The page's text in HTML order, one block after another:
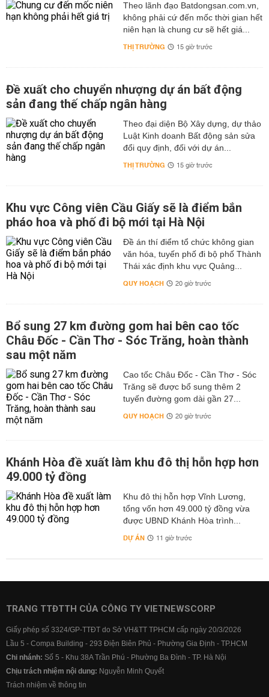
Theo lãnh đạo Batdongsan.com.vn,
không phải cứ đến mốc thời gian hết
niên hạn là chung cư sẽ hết giá...
THỊ TRƯỜNG 15 giờ trước
Đề xuất cho chuyển nhượng dự án bất động
sản đang thế chấp ngân hàng
Theo đại diện Bộ Xây dựng, dự thảo
Luật Kinh doanh Bất động sản sửa
đổi quy định, đối với dự án...
THỊ TRƯỜNG 15 giờ trước
Khu vực Công viên Cầu Giấy sẽ là điểm bắn
pháo hoa và phố đi bộ mới tại Hà Nội
Đề án thí điểm tổ chức không gian
văn hóa, tuyến phố đi bộ phố Thành
Thái xác định khu vực Quảng...
QUY HOẠCH 20 giờ trước
Bổ sung 27 km đường gom hai bên cao tốc
Châu Đốc - Cần Thơ - Sóc Trăng, hoàn thành
sau một năm
Cao tốc Châu Đốc - Cần Thơ - Sóc
Trăng sẽ được bổ sung thêm 2
tuyến đường gom dài gần 27...
QUY HOẠCH 20 giờ trước
Khánh Hòa đề xuất làm khu đô thị hỗn hợp hơn
49.000 tỷ đồng
Khu đô thị hỗn hợp Vĩnh Lương,
tổng vốn hơn 49.000 tỷ đồng vừa
được UBND Khánh Hòa trình...
DỰ ÁN 11 giờ trước
TRANG TTĐTTH CỦA CÔNG TY VIETNEWSCORP
Giấy phép số 3324/GP-TTĐT do Sở VH&TT TPHCM cấp ngày 20/3/2026
Lầu 5 - Compa Building - 293 Điện Biên Phủ - Phường Gia Định - TP.HCM
Chi nhánh: Số 5 - Khu 38A Trần Phú - Phường Ba Đình - TP. Hà Nội
Chịu trách nhiệm nội dung: Nguyễn Minh Quyết
Trách nhiệm về thông tin